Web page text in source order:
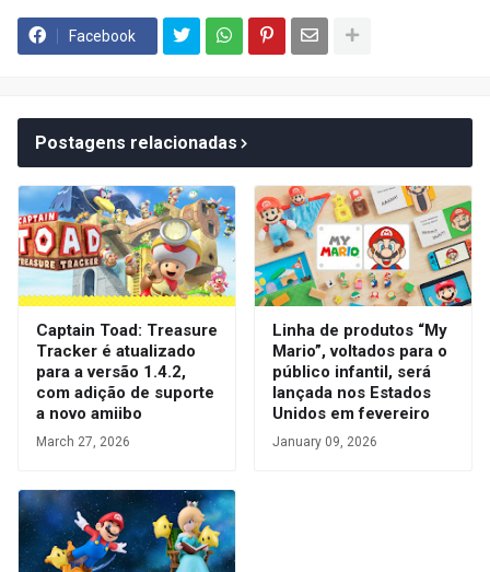
Facebook
Postagens relacionadas
Captain Toad: Treasure
Tracker é atualizado
para a versão 1.4.2,
com adição de suporte
a novo amiibo
March 27, 2026
Linha de produtos “My
Mario”, voltados para o
público infantil, será
lançada nos Estados
Unidos em fevereiro
January 09, 2026